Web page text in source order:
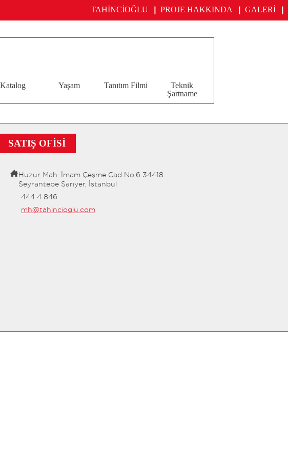
TAHİNCİOĞLU PROJE HAKKINDA GALERİ
Katalog Yaşam Tanıtım Filmi
Teknik
Şartname
SATIŞ OFİSİ
Huzur Mah. İmam Çeşme Cad No:6 34418
Seyrantepe Sarıyer, İstanbul
444 4 846
mh@tahincioglu.com